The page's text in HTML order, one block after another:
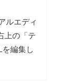
ルエディ
上の「テ
編集し